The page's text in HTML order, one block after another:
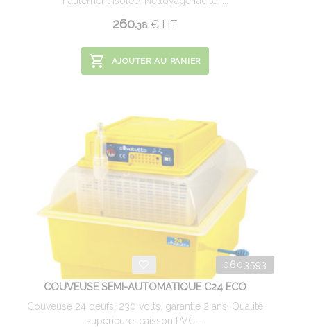
260.38 € HT
AJOUTER AU PANIER
0603593
COUVEUSE SEMI-AUTOMATIQUE C24 ECO
Couveuse 24 oeufs, 230 volts, garantie 2 ans. Qualité
supérieure. caisson PVC ...